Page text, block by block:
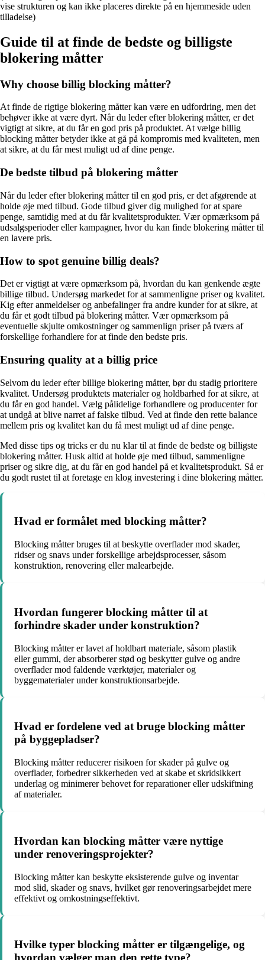
vise strukturen og kan ikke placeres direkte på en hjemmeside uden
tilladelse)
Guide til at finde de bedste og billigste
blokering måtter
Why choose billig blocking måtter?
At finde de rigtige blokering måtter kan være en udfordring, men det
behøver ikke at være dyrt. Når du leder efter blokering måtter, er det
vigtigt at sikre, at du får en god pris på produktet. At vælge billig
blocking måtter betyder ikke at gå på kompromis med kvaliteten, men
at sikre, at du får mest muligt ud af dine penge.
De bedste tilbud på blokering måtter
Når du leder efter blokering måtter til en god pris, er det afgørende at
holde øje med tilbud. Gode tilbud giver dig mulighed for at spare
penge, samtidig med at du får kvalitetsprodukter. Vær opmærksom på
udsalgsperioder eller kampagner, hvor du kan finde blokering måtter til
en lavere pris.
How to spot genuine billig deals?
Det er vigtigt at være opmærksom på, hvordan du kan genkende ægte
billige tilbud. Undersøg markedet for at sammenligne priser og kvalitet.
Kig efter anmeldelser og anbefalinger fra andre kunder for at sikre, at
du får et godt tilbud på blokering måtter. Vær opmærksom på
eventuelle skjulte omkostninger og sammenlign priser på tværs af
forskellige forhandlere for at finde den bedste pris.
Ensuring quality at a billig price
Selvom du leder efter billige blokering måtter, bør du stadig prioritere
kvalitet. Undersøg produktets materialer og holdbarhed for at sikre, at
du får en god handel. Vælg pålidelige forhandlere og producenter for
at undgå at blive narret af falske tilbud. Ved at finde den rette balance
mellem pris og kvalitet kan du få mest muligt ud af dine penge.
Med disse tips og tricks er du nu klar til at finde de bedste og billigste
blokering måtter. Husk altid at holde øje med tilbud, sammenligne
priser og sikre dig, at du får en god handel på et kvalitetsprodukt. Så er
du godt rustet til at foretage en klog investering i dine blokering måtter.
Hvad er formålet med blocking måtter?
Blocking måtter bruges til at beskytte overflader mod skader,
ridser og snavs under forskellige arbejdsprocesser, såsom
konstruktion, renovering eller malearbejde.
Hvordan fungerer blocking måtter til at
forhindre skader under konstruktion?
Blocking måtter er lavet af holdbart materiale, såsom plastik
eller gummi, der absorberer stød og beskytter gulve og andre
overflader mod faldende værktøjer, materialer og
byggematerialer under konstruktionsarbejde.
Hvad er fordelene ved at bruge blocking måtter
på byggepladser?
Blocking måtter reducerer risikoen for skader på gulve og
overflader, forbedrer sikkerheden ved at skabe et skridsikkert
underlag og minimerer behovet for reparationer eller udskiftning
af materialer.
Hvordan kan blocking måtter være nyttige
under renoveringsprojekter?
Blocking måtter kan beskytte eksisterende gulve og inventar
mod slid, skader og snavs, hvilket gør renoveringsarbejdet mere
effektivt og omkostningseffektivt.
Hvilke typer blocking måtter er tilgængelige, og
hvordan vælger man den rette type?